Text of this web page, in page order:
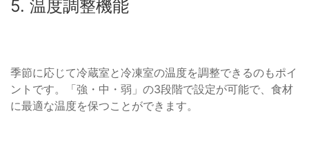
5. 温度調整機能
季節に応じて冷蔵室と冷凍室の温度を調整できるのもポイ
ントです。「強・中・弱」の3段階で設定が可能で、食材
に最適な温度を保つことができます。